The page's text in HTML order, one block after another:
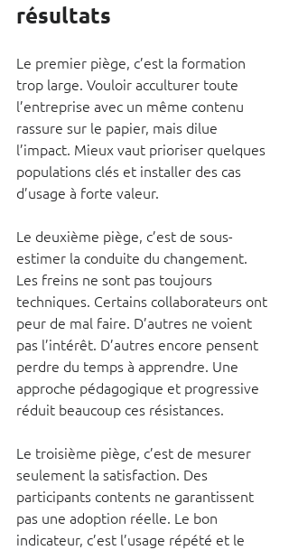
résultats
Le premier piège, c’est la formation
trop large. Vouloir acculturer toute
l’entreprise avec un même contenu
rassure sur le papier, mais dilue
l’impact. Mieux vaut prioriser quelques
populations clés et installer des cas
d’usage à forte valeur.
Le deuxième piège, c’est de sous-
estimer la conduite du changement.
Les freins ne sont pas toujours
techniques. Certains collaborateurs ont
peur de mal faire. D’autres ne voient
pas l’intérêt. D’autres encore pensent
perdre du temps à apprendre. Une
approche pédagogique et progressive
réduit beaucoup ces résistances.
Le troisième piège, c’est de mesurer
seulement la satisfaction. Des
participants contents ne garantissent
pas une adoption réelle. Le bon
indicateur, c’est l’usage répété et le